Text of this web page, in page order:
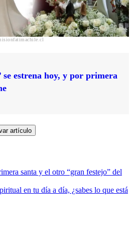
se estrena hoy, y por primera
artículo
santa y el otro “gran festejo” del
en tu día a día, ¿sabes lo que está